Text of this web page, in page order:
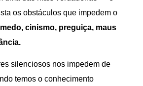
os obstáculos que impedem o
medo, cinismo, preguiça, maus
silenciosos nos impedem de
temos o conhecimento